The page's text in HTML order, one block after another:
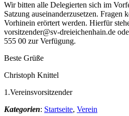
Wir bitten alle Delegierten sich im
Satzung auseinanderzusetzen. Fragen
Vorhinein erörtert werden. Hierfür
vorsitzender@sv-dreieichenhain.de
555 00 zur Verfügung.
Beste Grüße
Christoph Knittel
1.Vereinsvorsitzender
Kategorien: Startseite, Verein